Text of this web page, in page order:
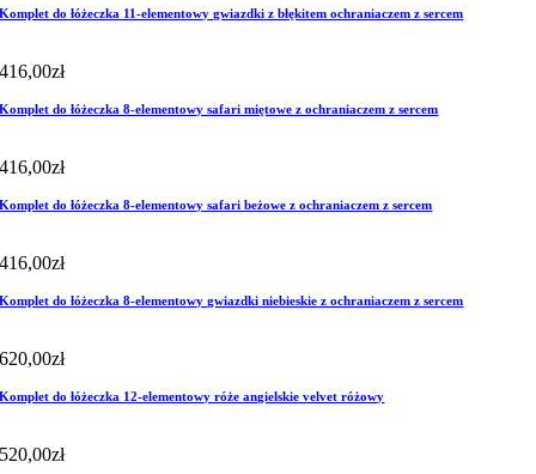
Komplet do łóżeczka 11-elementowy gwiazdki z błękitem ochraniaczem z sercem
416,00zł
Komplet do łóżeczka 8-elementowy safari miętowe z ochraniaczem z sercem
416,00zł
Komplet do łóżeczka 8-elementowy safari beżowe z ochraniaczem z sercem
416,00zł
Komplet do łóżeczka 8-elementowy gwiazdki niebieskie z ochraniaczem z sercem
620,00zł
Komplet do łóżeczka 12-elementowy róże angielskie velvet różowy
520,00zł